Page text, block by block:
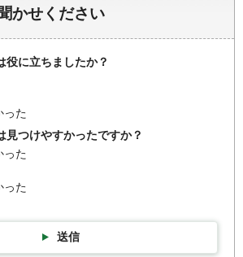
かせください
役に立ちましたか？
った
見つけやすかったですか？
った
った
送信